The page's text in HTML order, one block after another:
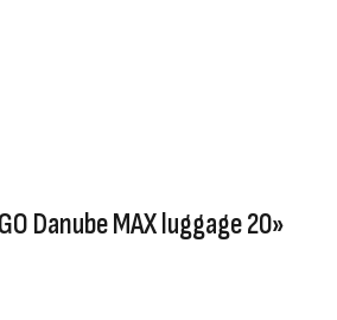
Danube MAX luggage 20»